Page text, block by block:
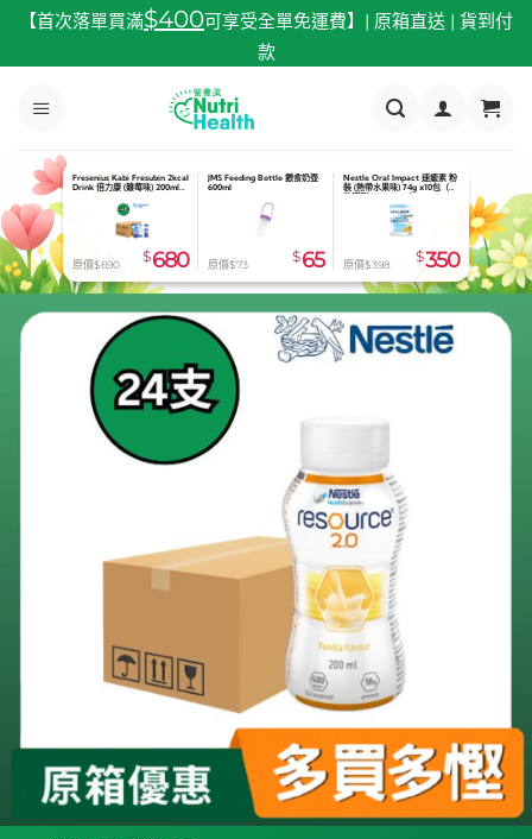
內
【首次落單買滿$400可享受全單免運費】| 原箱直送 | 貨到付
款
Fresenius Kabi Fresubin 2kcal
Drink 倍力康 (雜莓味) 200ml
x24
原價$690 $ 680
JMS Feeding Bottle 餵食奶壺
600ml
原價$73 $65
Nestle Oral Impact 速癒素 粉
裝 (熱帶水果味) 74g x10包（有
效期到2026.08.31）
原價$398 $350